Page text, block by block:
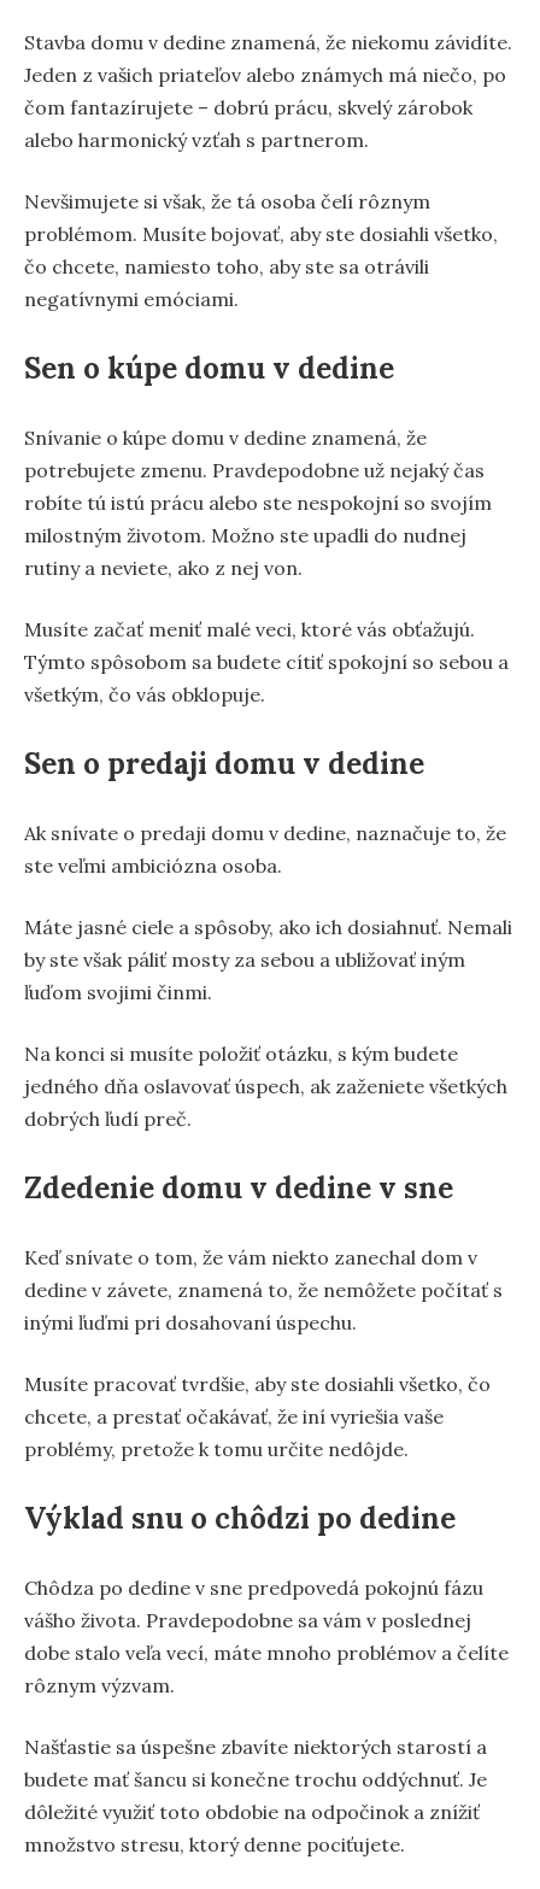
Stavba domu v dedine znamená, že niekomu závidíte.
Jeden z vašich priateľov alebo známych má niečo, po
čom fantazírujete – dobrú prácu, skvelý zárobok
alebo harmonický vzťah s partnerom.
Nevšimujete si však, že tá osoba čelí rôznym
problémom. Musíte bojovať, aby ste dosiahli všetko,
čo chcete, namiesto toho, aby ste sa otrávili
negatívnymi emóciami.
Sen o kúpe domu v dedine
Snívanie o kúpe domu v dedine znamená, že
potrebujete zmenu. Pravdepodobne už nejaký čas
robíte tú istú prácu alebo ste nespokojní so svojím
milostným životom. Možno ste upadli do nudnej
rutiny a neviete, ako z nej von.
Musíte začať meniť malé veci, ktoré vás obťažujú.
Týmto spôsobom sa budete cítiť spokojní so sebou a
všetkým, čo vás obklopuje.
Sen o predaji domu v dedine
Ak snívate o predaji domu v dedine, naznačuje to, že
ste veľmi ambiciózna osoba.
Máte jasné ciele a spôsoby, ako ich dosiahnuť. Nemali
by ste však páliť mosty za sebou a ubližovať iným
ľuďom svojimi činmi.
Na konci si musíte položiť otázku, s kým budete
jedného dňa oslavovať úspech, ak zaženiete všetkých
dobrých ľudí preč.
Zdedenie domu v dedine v sne
Keď snívate o tom, že vám niekto zanechal dom v
dedine v závete, znamená to, že nemôžete počítať s
inými ľuďmi pri dosahovaní úspechu.
Musíte pracovať tvrdšie, aby ste dosiahli všetko, čo
chcete, a prestať očakávať, že iní vyriešia vaše
problémy, pretože k tomu určite nedôjde.
Výklad snu o chôdzi po dedine
Chôdza po dedine v sne predpovedá pokojnú fázu
vášho života. Pravdepodobne sa vám v poslednej
dobe stalo veľa vecí, máte mnoho problémov a čelíte
rôznym výzvam.
Našťastie sa úspešne zbavíte niektorých starostí a
budete mať šancu si konečne trochu oddýchnuť. Je
dôležité využiť toto obdobie na odpočinok a znížiť
množstvo stresu, ktorý denne pociťujete.